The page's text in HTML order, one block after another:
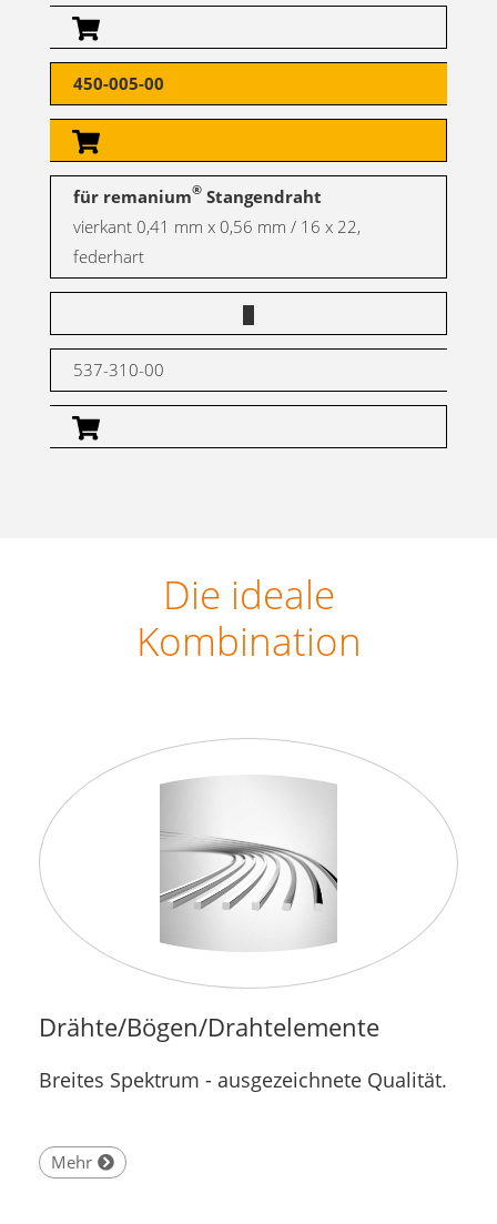
450-005-00
für remanium® Stangendraht
vierkant 0,41 mm x 0,56 mm / 16 x 22,
federhart
537-310-00
Die ideale
Kombination
Drähte/Bögen/Drahtelemente
Breites Spektrum - ausgezeichnete Qualität.
Mehr